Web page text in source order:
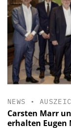
NEWS •
Carsten Marr
erhalten Eugen